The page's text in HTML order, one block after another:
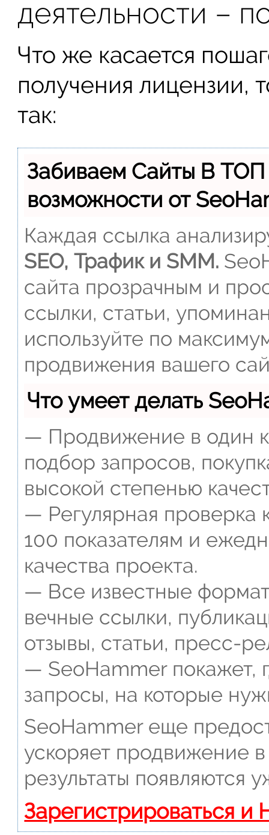
деятельности –
Что же касается
получения лицензии,
так:
Забиваем Сайты В
возможности от
Каждая ссылка
SEO, Трафик и SMM.
сайта прозрачным и
ссылки, статьи,
используйте по
продвижения вашего
Что умеет делать
— Продвижение в один
подбор запросов,
высокой степенью
— Регулярная проверка
100 показателям и
качества проекта.
— Все известные
вечные ссылки,
отзывы, статьи, пресс-
— SeoHammer покажет,
запросы, на которые
SeoHammer еще
ускоряет продвижение
результаты появляются
Зарегистрироваться и